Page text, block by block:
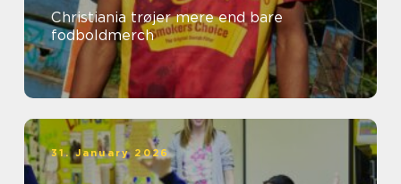
Christiania trøjer mere end bare
fodboldmerch
31. January 2026